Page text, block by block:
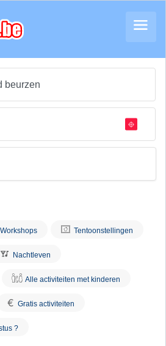
Workshops Tentoonstellingen
Nachtleven
Alle activiteiten met kinderen
€ Gratis activiteiten
?